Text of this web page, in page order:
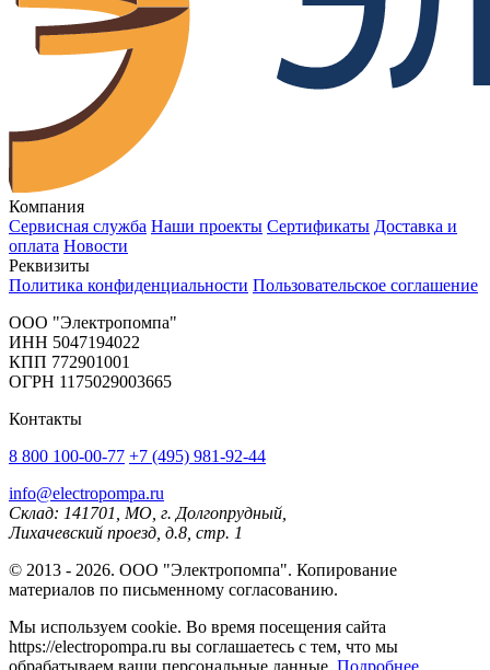
Компания
Сервисная служба Наши проекты Сертификаты Доставка и
оплата Новости
Реквизиты
Политика конфиденциальности Пользовательское соглашение
OOO "Электропомпа"
ИНН 5047194022
КПП 772901001
ОГРН 1175029003665
Контакты
8 800 100-00-77 +7 (495) 981-92-44
info@electropompa.ru
Склад: 141701, МО, г. Долгопрудный,
Лихачевский проезд, д.8, стр. 1
© 2013 - 2026. ООО "Электропомпа". Копирование
материалов по письменному согласованию.
Мы используем cookie. Во время посещения сайта
https://electropompa.ru вы соглашаетесь с тем, что мы
обрабатываем ваши персональные данные. Подробнее